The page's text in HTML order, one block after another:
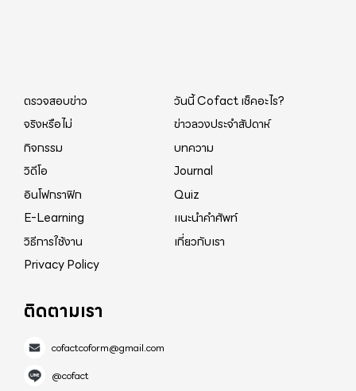
ตรวจสอบข่าว
วันนี้ Cofact เช็คอะไร?
จริงหรือไม่
ข่าวลวงประจำสัปดาห์
กิจกรรม
บทความ
วิดีโอ
Journal
อินโฟกราฟิก
Quiz
E-Learning
แนะนำคำศัพท์
วิธีการใช้งาน
เกี่ยวกับเรา
Privacy Policy
ติดตามเรา
cofactcoform@gmail.com
@cofact